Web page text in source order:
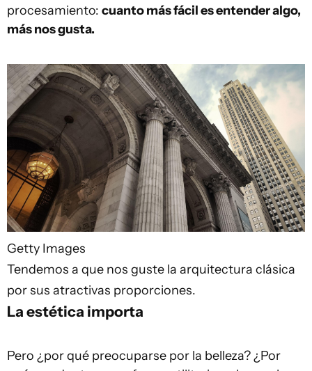
procesamiento: cuanto más fácil es entender algo,
más nos gusta.
Getty Images
Tendemos a que nos guste la arquitectura clásica
por sus atractivas proporciones.
La estética importa
Pero ¿por qué preocuparse por la belleza? ¿Por